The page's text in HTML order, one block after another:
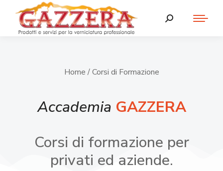
Home / Corsi di Formazione
Accademia GAZZERA
Corsi di formazione per
privati ed aziende.